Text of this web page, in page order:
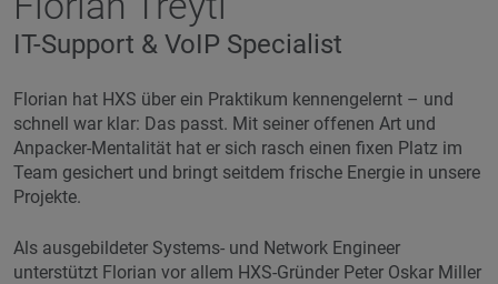
IT-Support & VoIP Specialist
Florian hat HXS über ein Praktikum kennengelernt – und
schnell war klar: Das passt. Mit seiner offenen Art und
Anpacker-Mentalität hat er sich rasch einen fixen Platz im
Team gesichert und bringt seitdem frische Energie in unsere
Projekte.
Als ausgebildeter Systems- und Network Engineer
unterstützt Florian vor allem HXS-Gründer Peter Oskar Miller